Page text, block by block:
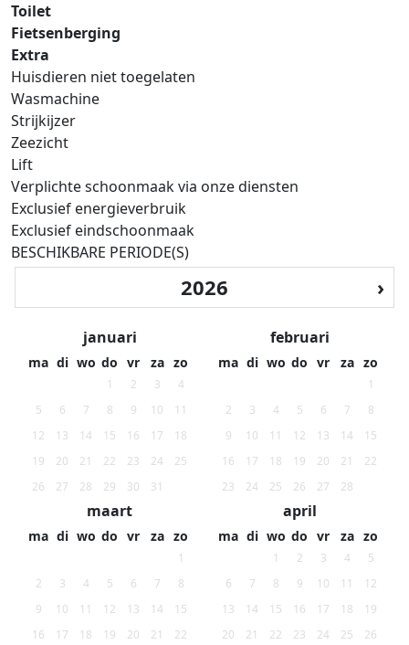
Toilet
Fietsenberging
Extra
Huisdieren niet toegelaten
Wasmachine
Strijkijzer
Zeezicht
Lift
Verplichte schoonmaak via onze diensten
Exclusief energieverbruik
Exclusief eindschoonmaak
BESCHIKBARE PERIODE(S)
2026 ›
januari
ma di wo do vr za zo
1 2 3
4
5
6 7 8 9 10
11
12
13 14 15 16 17
18
19
20 21 22 23 24
25
26
27 28 29 30 31
februari
ma di wo do vr za zo
1
2
3 4 5 6 7
8
9
10 11 12 13 14
15
16
17 18 19 20 21
22
23
24 25 26 27 28
maart
ma di wo do vr za zo
1
2
3 4 5 6 7
8
9
10 11 12 13 14
15
16
17 18 19 20 21
22
april
ma di wo do vr za zo
1 2 3 4
5
6
7 8 9 10 11
12
13
14 15 16 17 18
19
20
21 22 23 24 25
26